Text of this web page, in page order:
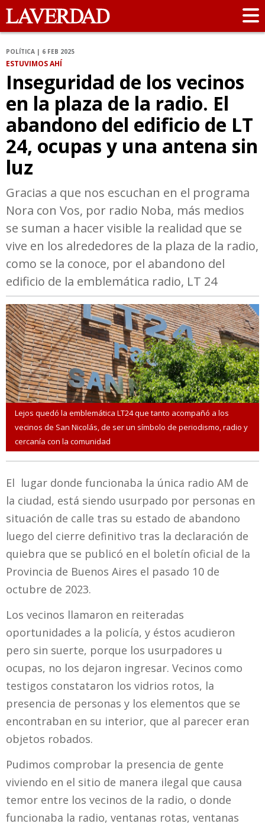
POLÍTICA | 6 FEB 2025
ESTUVIMOS AHÍ
Inseguridad de los vecinos
en la plaza de la radio. El
abandono del edificio de LT
24, ocupas y una antena sin
luz
Gracias a que nos escuchan en el programa
Nora con Vos, por radio Noba, más medios
se suman a hacer visible la realidad que se
vive en los alrededores de la plaza de la radio,
como se la conoce, por el abandono del
edificio de la emblemática radio, LT 24
Lejos quedó la emblemática LT24 que tanto acompañó a los
vecinos de San Nicolás, de ser un símbolo de periodismo, radio y
cercanía con la comunidad
El lugar donde funcionaba la única radio AM de
la ciudad, está siendo usurpado por personas en
situación de calle tras su estado de abandono
luego del cierre definitivo tras la declaración de
quiebra que se publicó en el boletín oficial de la
Provincia de Buenos Aires el pasado 10 de
octubre de 2023.
Los vecinos llamaron en reiteradas
oportunidades a la policía, y éstos acudieron
pero sin suerte, porque los usurpadores u
ocupas, no los dejaron ingresar. Vecinos como
testigos constataron los vidrios rotos, la
presencia de personas y los elementos que se
encontraban en su interior, que al parecer eran
objetos robados.
Pudimos comprobar la presencia de gente
viviendo en el sitio de manera ilegal que causa
temor entre los vecinos de la radio, o donde
funcionaba la radio, ventanas rotas, ventanas